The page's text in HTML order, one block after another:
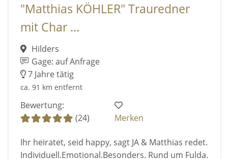
"Matthias KÖHLER" Trauredner
mit Char ...
Hilders
Gage: auf Anfrage
7 Jahre tätig
ca. 91 km entfernt
Bewertung:
(24)
Merken
Ihr heiratet, seid happy, sagt JA & Matthias redet.
Individuell.Emotional.Besonders. Rund um Fulda.